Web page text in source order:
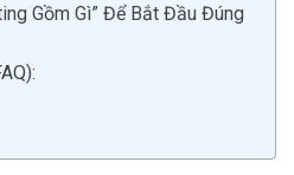
Gồm Gì” Để Bắt Đầu Đúng